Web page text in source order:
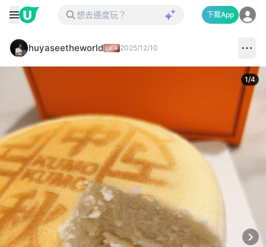
下載App
huyaseetheworld 2025/12/10
1/4